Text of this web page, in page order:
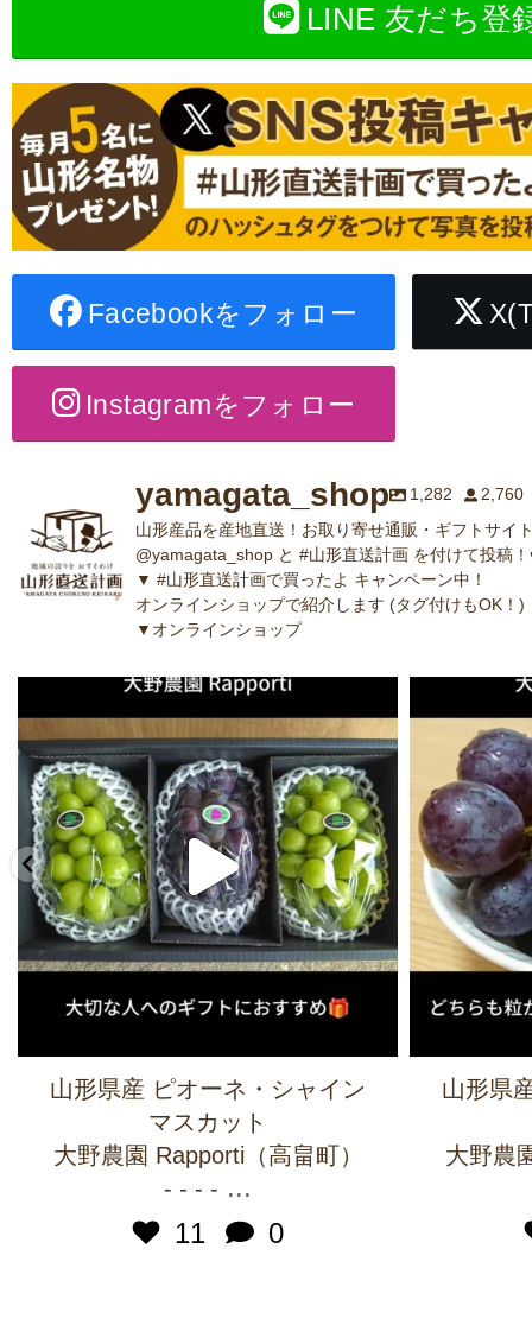
LINE 友だち登
Facebookをフォロー
Instagramをフォロー
yamagata_shop 1,282
2,760
山形産品を産地直送！お取り寄せ通販・ギフトサイ
@yamagata_shop と #山形直送計画 を付けて投稿
▼ #山形直送計画で買ったよ キャンペーン中！
オンラインショップで紹介します (タグ付けもOK！)
▼オンラインショップ
山形県産 ピオーネ・シャイン
マスカット
大野農園 Rapporti（高畠町）
- - - - ...
11
0
山形県
大野農